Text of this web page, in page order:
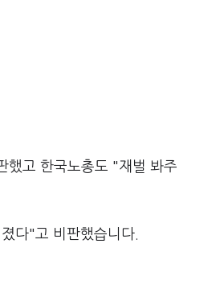
했고 한국노총도 "재벌 봐주
다"고 비판했습니다.